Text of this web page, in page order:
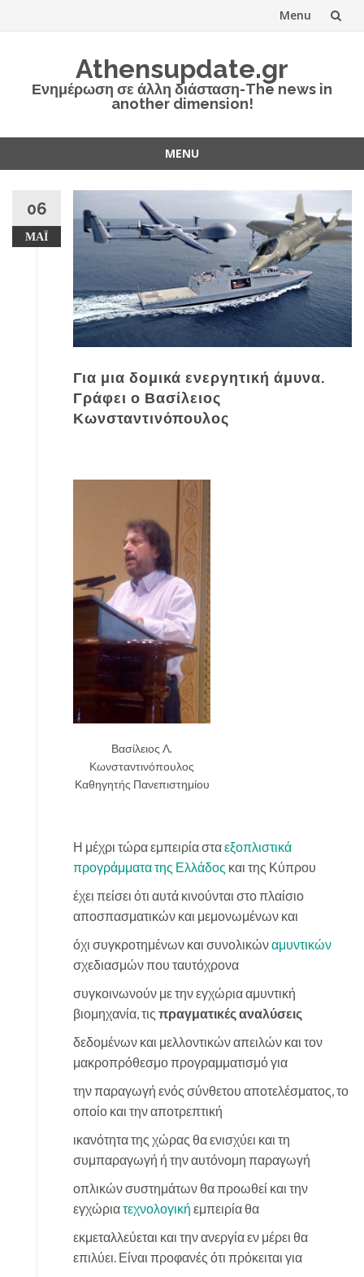
Menu
Athensupdate.gr
Ενημέρωση σε άλλη διάσταση-The news in
another dimension!
MENU
content
06
ΜΆΙ
Για μια δομικά ενεργητική άμυνα.
Γράφει ο Βασίλειος
Κωνσταντινόπουλος
Βασίλειος Λ.
Κωνσταντινόπουλος
Καθηγητής Πανεπιστημίου
Η μέχρι τώρα εμπειρία σταεξοπλιστικά
προγράμματα της Ελλάδος και της Κύπρου
έχει πείσει ότι αυτά κινούνται στο πλαίσιο
αποσπασματικών και μεμονωμένων και
όχι συγκροτημένων και συνολικώναμυντικών
σχεδιασμών που ταυτόχρονα
συγκοινωνούν με την εγχώρια αμυντική
βιομηχανία, τις πραγματικές αναλύσεις
δεδομένων και μελλοντικών απειλών και τον
μακροπρόθεσμο προγραμματισμό για
την παραγωγή ενός σύνθετου αποτελέσματος, το
οποίο και την αποτρεπτική
ικανότητα της χώρας θα ενισχύει και τη
συμπαραγωγή ή την αυτόνομη παραγωγή
οπλικών συστημάτων θα προωθεί και την
εγχώριατεχνολογική εμπειρία θα
εκμεταλλεύεται και την ανεργία εν μέρει θα
επιλύει. Είναι προφανές ότι πρόκειται για